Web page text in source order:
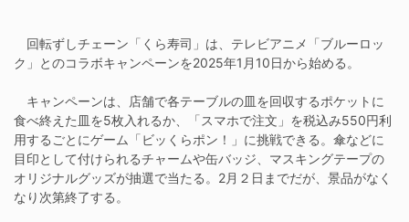
回転ずしチェーン「くら寿司」は、テレビアニメ「ブルーロッ
ク」とのコラボキャンペーンを2025年1月10日から始める。
キャンペーンは、店舗で各テーブルの皿を回収するポケットに
食べ終えた皿を5枚入れるか、「スマホで注文」を税込み550円利
用するごとにゲーム「ビッくらポン！」に挑戦できる。傘などに
目印として付けられるチャームや缶バッジ、マスキングテープの
オリジナルグッズが抽選で当たる。2月２日までだが、景品がなく
なり次第終了する。